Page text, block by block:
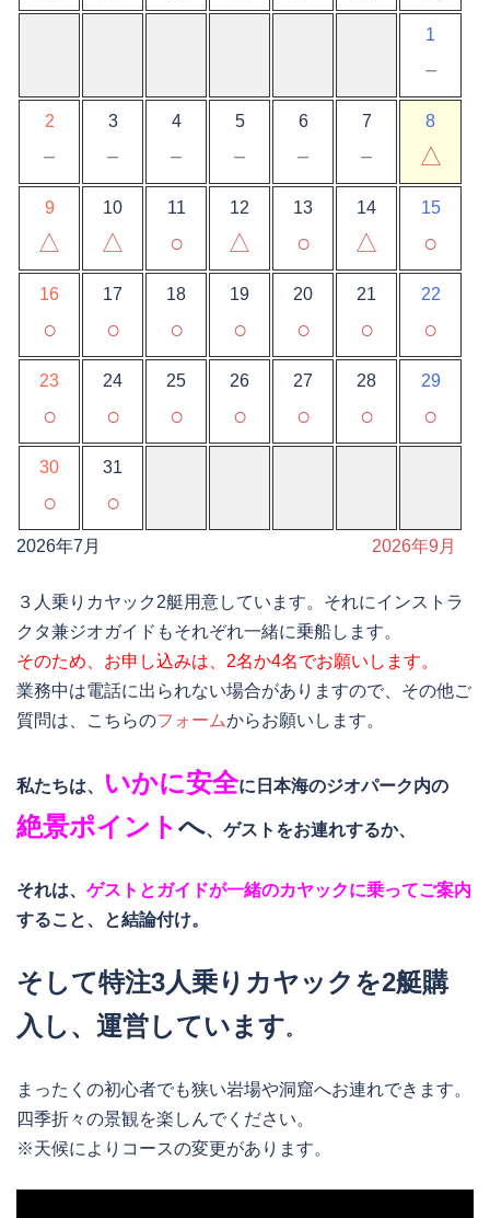
1
－
2
－
3
－
4
－
5
－
6
－
7
－
8
△
9
△
10
△
11
○
12
△
13
○
14
△
15
○
16
○
17
○
18
○
19
○
20
○
21
○
22
○
23
○
24
○
25
○
26
○
27
○
28
○
29
○
30
○
31
○
2026年7月 2026年9月
３人乗りカヤック2艇用意しています。それにインストラ
クタ兼ジオガイドもそれぞれ一緒に乗船します。
そのため、お申し込みは、2名か4名でお願いします。
業務中は電話に出られない場合がありますので、その他ご
質問は、こちらのフォームからお願いします。
私たちは、 いかに安全に日本海のジオパーク内の
絶景ポイントへ、ゲストをお連れするか、
それは、 ゲストとガイドが一緒のカヤックに乗ってご案内
すること、と結論付け。
そして特注3人乗りカヤックを2艇購
入し、運営しています。
まったくの初心者でも狭い岩場や洞窟へお連れできます。
四季折々の景観を楽しんでください。
※天候によりコースの変更があります。